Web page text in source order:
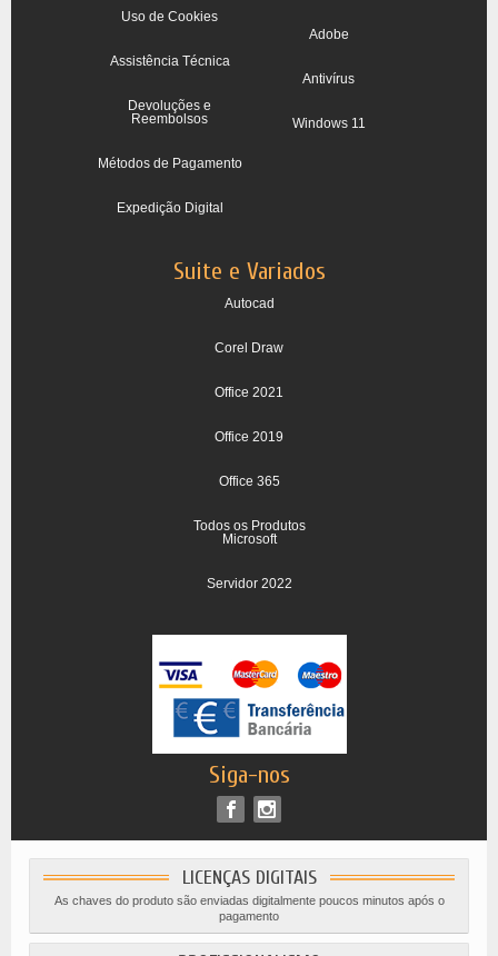
Uso de Cookies
Assistência Técnica
Devoluções e
Reembolsos
Métodos de Pagamento
Expedição Digital
Adobe
Antivírus
Windows 11
Suite e Variados
Autocad
Corel Draw
Office 2021
Office 2019
Office 365
Todos os Produtos
Microsoft
Servidor 2022
Siga-nos
LICENÇAS DIGITAIS
As chaves do produto são enviadas digitalmente poucos minutos após o
pagamento